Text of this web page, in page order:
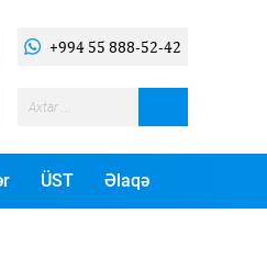
+994 55 888-52-42
ÜST Əlaqə